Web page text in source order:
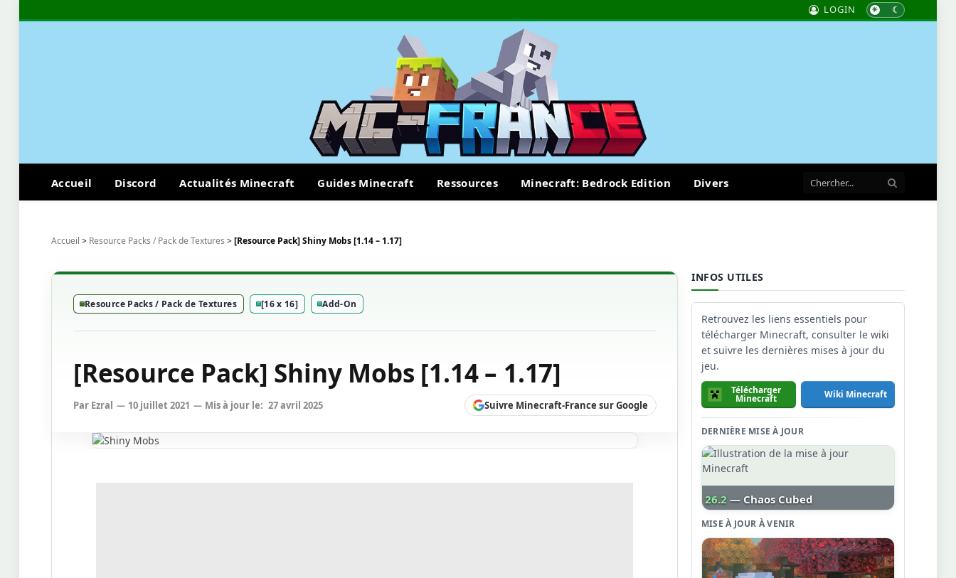
LOGIN
Accueil Discord Actualités Minecraft Guides Minecraft Ressources Minecraft: Bedrock Edition Divers
Accueil > Resource Packs / Pack de Textures >[Resource Pack] Shiny Mobs [1.14 – 1.17]
Resource Packs / Pack de Textures [16 x 16] Add-On
[Resource Pack] Shiny Mobs [1.14 – 1.17]
Par Ezral 10 juillet 2021 Mis à jour le: 27 avril 2025 Suivre Minecraft-France sur Google
INFOS UTILES
Retrouvez les liens essentiels pour
télécharger Minecraft, consulter le wiki
et suivre les dernières mises à jour du
jeu.
Télécharger
Minecraft Wiki Minecraft
DERNIÈRE MISE À JOUR
26.2 — Chaos Cubed
MISE À JOUR À VENIR